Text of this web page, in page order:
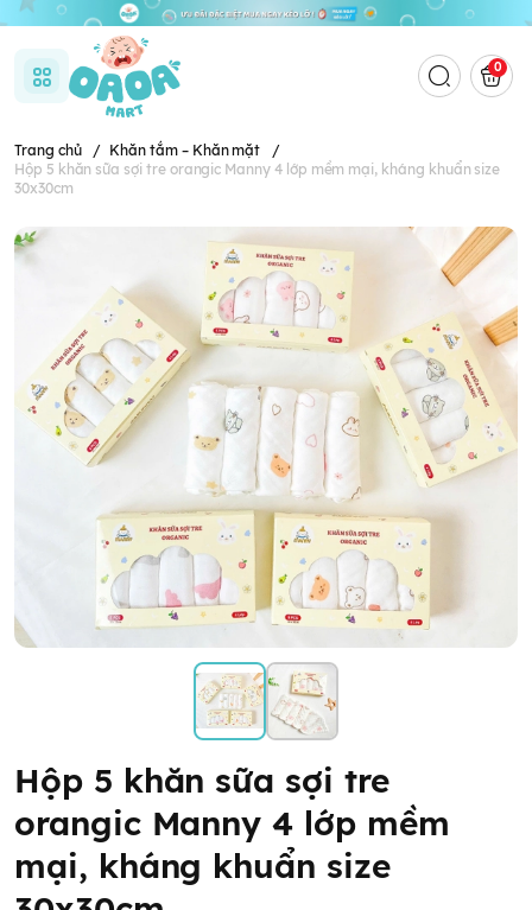
0
Trang chủ / Khăn tắm – Khăn mặt
/
Hộp 5 khăn sữa sợi tre orangic Manny 4 lớp mềm mại, kháng khuẩn size
30x30cm
Hộp 5 khăn sữa sợi tre
orangic Manny 4 lớp mềm
mại, kháng khuẩn size